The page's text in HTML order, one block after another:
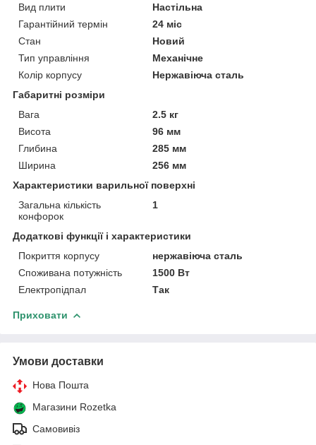
Вид плити
Настільна
Гарантійний термін
24 міс
Стан
Новий
Тип управління
Механічне
Колір корпусу
Нержавіюча сталь
Габаритні розміри
Вага
2.5 кг
Висота
96 мм
Глибина
285 мм
Ширина
256 мм
Характеристики варильної поверхні
Загальна кількість
конфорок
1
Додаткові функції і характеристики
Покриття корпусу
нержавіюча сталь
Споживана потужність
1500 Вт
Електропідпал
Так
Приховати
Умови доставки
Нова Пошта
Магазини Rozetka
Самовивіз